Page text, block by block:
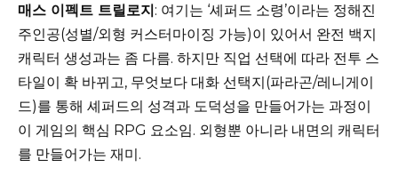
매스 이펙트 트릴로지: 여기는 ‘셰퍼드 소령’이라는 정해진
주인공(성별/외형 커스터마이징 가능)이 있어서 완전 백지
캐릭터 생성과는 좀 다름. 하지만 직업 선택에 따라 전투 스
타일이 확 바뀌고, 무엇보다 대화 선택지(파라곤/레니게이
드)를 통해 셰퍼드의 성격과 도덕성을 만들어가는 과정이
이 게임의 핵심 RPG 요소임. 외형뿐 아니라 내면의 캐릭터
를 만들어가는 재미.